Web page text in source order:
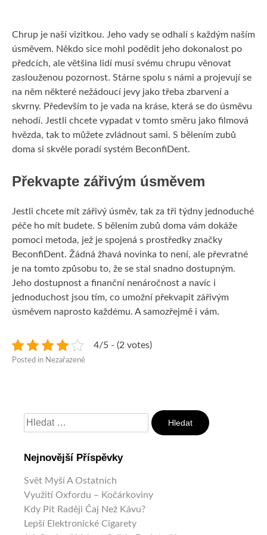
MUŽI
PRODUKTY
Chrup je naší vizitkou. Jeho vady se odhalí s každým naším
úsměvem. Někdo sice mohl podědit jeho dokonalost po
předcích, ale většina lidí musí svému chrupu věnovat
zaslouženou pozornost. Stárne spolu s námi a projevují se
na něm některé nežádoucí jevy jako třeba zbarvení a
skvrny. Především to je vada na kráse, která se do úsměvu
nehodí. Jestli chcete vypadat v tomto směru jako filmová
hvězda, tak to můžete zvládnout sami. S bělením zubů
doma si skvěle poradí systém BeconfiDent.
Překvapte zářivým úsměvem
Jestli chcete mít zářivý úsměv, tak za tři týdny jednoduché
péče ho mít budete. S bělením zubů doma vám dokáže
pomoci metoda, jež je spojená s prostředky značky
BeconfiDent. Žádná žhavá novinka to není, ale převratné
je na tomto způsobu to, že se stal snadno dostupným.
Jeho dostupnost a finanční nenáročnost a navíc i
jednoduchost jsou tím, co umožní překvapit zářivým
úsměvem naprosto každému. A samozřejmě i vám.
4/5 - (2 votes)
Posted in Nezařazené
Vyhledávání
Nejnovější Příspěvky
Svět Myší A Ostatních
Využití Oxfordu – Kočárkoviny
Kdy Pít Raději Čaj Než Kávu?
Lepší Elektronické Cigarety